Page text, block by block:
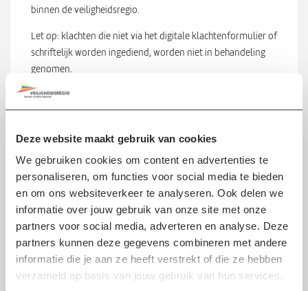
Deze website maakt gebruik van cookies
We gebruiken cookies om content en advertenties te
personaliseren, om functies voor social media te bieden
en om ons websiteverkeer te analyseren. Ook delen we
informatie over jouw gebruik van onze site met onze
partners voor social media, adverteren en analyse. Deze
partners kunnen deze gegevens combineren met andere
informatie die je aan ze heeft verstrekt of die ze hebben
verzameld op basis van jouw gebruik van hun services.
binnen de veiligheidsregio.
Let op: klachten die niet via het digitale klachtenformulier of
schriftelijk worden ingediend, worden niet in behandeling
genomen.
Je ontvangt een ontvangstbevestiging ;
bericht of en hoe jouw klacht zal worden afgehandeld:
de klacht wordt niet in behandeling worden
genomen of:
de klacht wordt niet in behandeling genomen, maar
door de klachtencoördinator wel doorgestuurd naar